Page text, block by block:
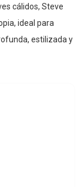
cálidos, Steve
ideal para
estilizada y